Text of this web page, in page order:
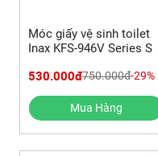
Móc giấy vệ sinh toilet
Inax KFS-946V Series S
530.000đ750.000đ-29%
Mua Hàng